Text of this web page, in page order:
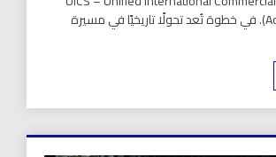
Account Number). في خطوة تُعد تحولًا تاريخيًا في مسيرة